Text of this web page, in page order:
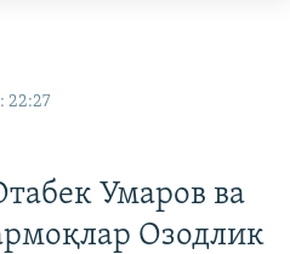
22:27
Умаров ва
Озодлик